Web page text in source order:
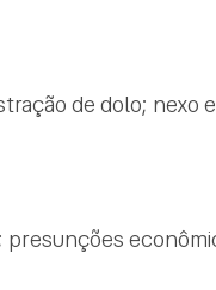
de dolo; nexo